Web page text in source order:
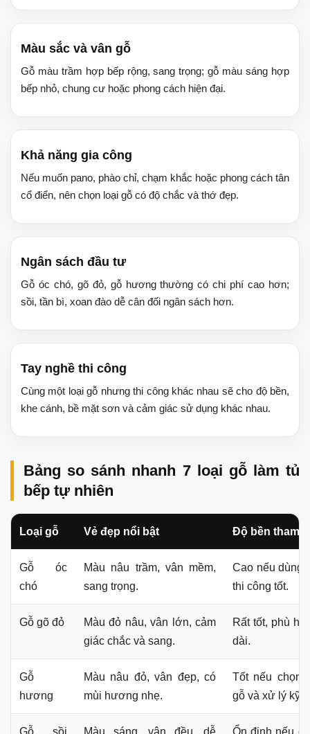
Màu sắc và vân gỗ
Gỗ màu trầm hợp bếp rộng, sang trọng; gỗ màu sáng hợp
bếp nhỏ, chung cư hoặc phong cách hiện đại.
Khả năng gia công
Nếu muốn pano, phào chỉ, chạm khắc hoặc phong cách tân
cổ điển, nên chọn loại gỗ có độ chắc và thớ đẹp.
Ngân sách đầu tư
Gỗ óc chó, gõ đỏ, gỗ hương thường có chi phí cao hơn;
sồi, tần bì, xoan đào dễ cân đối ngân sách hơn.
Tay nghề thi công
Cùng một loại gỗ nhưng thi công khác nhau sẽ cho độ bền,
khe cánh, bề mặt sơn và cảm giác sử dụng khác nhau.
Bảng so sánh nhanh 7 loại gỗ làm tủ
bếp tự nhiên
Loại gỗ Vẻ đẹp nổi bật Độ bền tham
Gỗ óc
chó
Màu nâu trầm, vân mềm,
sang trọng.
Cao nếu dùng
thi công tốt.
Gỗ gõ đỏ
Màu đỏ nâu, vân lớn, cảm
giác chắc và sang.
Rất tốt, phù
dài.
Gỗ
hương
Màu nâu đỏ, vân đẹp, có
mùi hương nhẹ.
Tốt nếu chọn
gỗ và xử lý kỹ.
Gỗ sồi Màu sáng, vân đều, dễ Ổn định nếu